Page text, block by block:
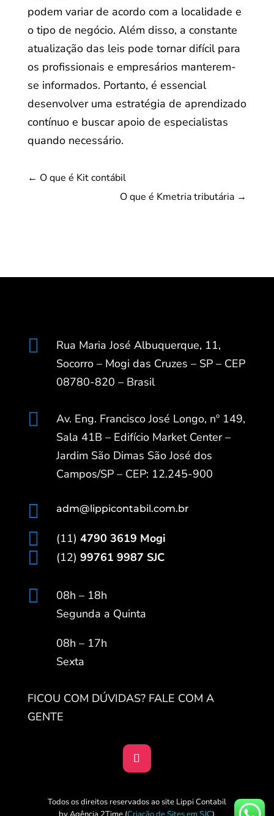
podem variar de acordo com a localidade e
o tipo de negócio. Além disso, a constante
atualização das leis pode tornar difícil para
os profissionais e empresários manterem-
se informados. Portanto, é essencial
desenvolver uma estratégia de aprendizado
contínuo e buscar apoio de especialistas
quando necessário.
← O que é Kit contábil
O que é Kmetria tributária →

Rua Maria José Albuquerque, 11,
Socorro – Mogi das Cruzes – SP – CEP
08780-820 – Brasil

Av. Eng. Francisco José Longo, nº 149,
Sala 41B – Edifício Market Center –
Jardim São Dimas São José dos
Campos/SP – CEP: 12.245-900
 adm@lippicontabil.com.br
 (11) 4790 3619 Mogi
 (12) 99761 9987 SJC

08h – 18h
Segunda a Quinta
08h – 17h
Sexta
FICOU COM DÚVIDAS? FALE COM A
GENTE
Todos os direitos reservados ao site Lippi Contabil